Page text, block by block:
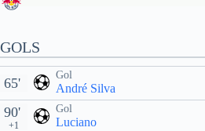
GOLS
Gol
André Silva
65'
Gol
Luciano
90'
+1